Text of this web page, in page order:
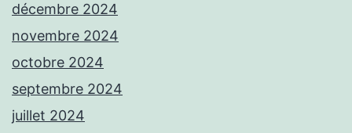
décembre 2024
novembre 2024
octobre 2024
septembre 2024
juillet 2024